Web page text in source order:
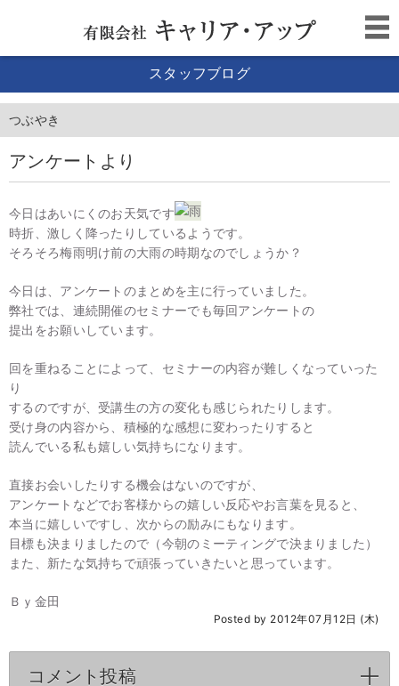
スタッフブログ
つぶやき
アンケートより
今日はあいにくのお天気です
時折、激しく降ったりしているようです。
そろそろ梅雨明け前の大雨の時期なのでしょうか？
今日は、アンケートのまとめを主に行っていました。
弊社では、連続開催のセミナーでも毎回アンケートの
提出をお願いしています。
回を重ねることによって、セミナーの内容が難しくなっていった
り
するのですが、受講生の方の変化も感じられたりします。
受け身の内容から、積極的な感想に変わったりすると
読んでいる私も嬉しい気持ちになります。
直接お会いしたりする機会はないのですが、
アンケートなどでお客様からの嬉しい反応やお言葉を見ると、
本当に嬉しいですし、次からの励みにもなります。
目標も決まりましたので（今朝のミーティングで決まりました）
また、新たな気持ちで頑張っていきたいと思っています。
Ｂｙ金田
Posted by 2012年07月12日 (木)
コメント投稿